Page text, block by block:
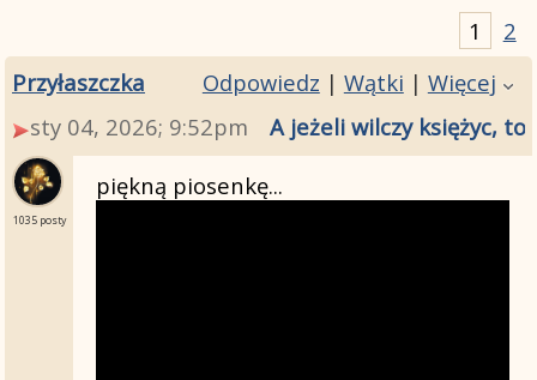
1
2
Przyłaszczka
Odpowiedz | Wątki | Więcej
sty 04, 2026; 9:52pm
A jeżeli wilczy księżyc,
1035 posty
piękną piosenkę...